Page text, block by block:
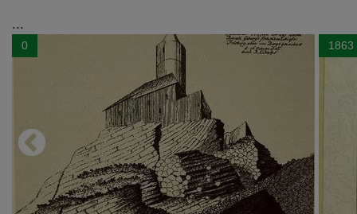
...
0 1863